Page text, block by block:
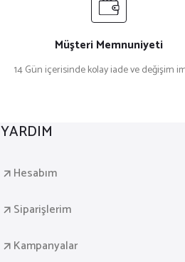
Müşteri Memnuniyeti
14 Gün içerisinde kolay iade ve değişim
YARDIM
Hesabım
Siparişlerim
Kampanyalar